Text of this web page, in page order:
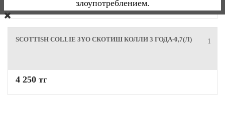
1
SCOTTISH COLLIE 3YO СКОТИШ КОЛЛИ 3 ГОДА-0,7(Л)
4 250 тг
злоупотреблением.